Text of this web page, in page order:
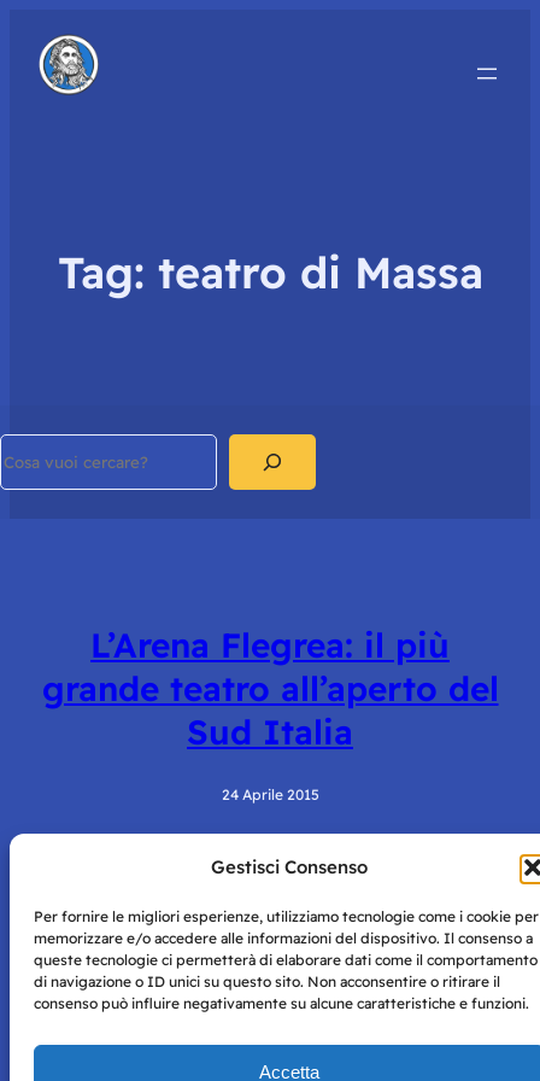
Gestisci Consenso
Per fornire le migliori esperienze, utilizziamo tecnologie come i cookie per
memorizzare e/o accedere alle informazioni del dispositivo. Il consenso a
queste tecnologie ci permetterà di elaborare dati come il comportamento
di navigazione o ID unici su questo sito. Non acconsentire o ritirare il
consenso può influire negativamente su alcune caratteristiche e funzioni.
Accetta
Tag: teatro di Massa
L’Arena Flegrea: il più
grande teatro all’aperto del
Sud Italia
24 Aprile 2015
Napoli con autorizzazione numero 38 del 25/9/2019.
Tutte le immagini e i contenuti su questo sito sono forniti